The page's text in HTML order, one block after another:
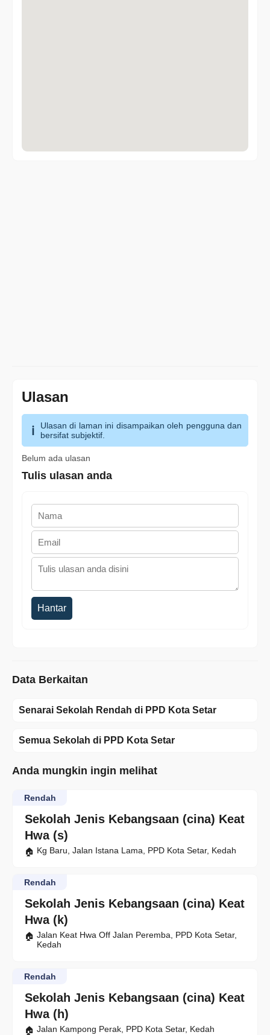
Ulasan
Ulasan di laman ini disampaikan oleh pengguna dan
bersifat subjektif.
Belum ada ulasan
Tulis ulasan anda
Hantar
Data Berkaitan
Senarai Sekolah Rendah di PPD Kota Setar
Semua Sekolah di PPD Kota Setar
Anda mungkin ingin melihat
Sekolah Jenis Kebangsaan (cina) Keat
Hwa (s)
Rendah
Kg Baru, Jalan Istana Lama, PPD Kota Setar, Kedah
Sekolah Jenis Kebangsaan (cina) Keat
Hwa (k)
Rendah
Jalan Keat Hwa Off Jalan Peremba, PPD Kota Setar,
Kedah
Sekolah Jenis Kebangsaan (cina) Keat
Hwa (h)
Rendah
Jalan Kampong Perak, PPD Kota Setar, Kedah